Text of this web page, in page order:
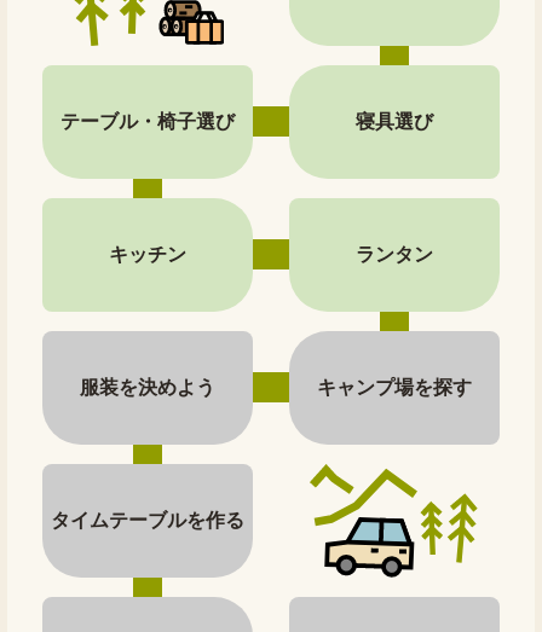
テーブル・椅子選び 寝具選び
キッチン ランタン
服装を決めよう キャンプ場を探す
タイムテーブルを作る